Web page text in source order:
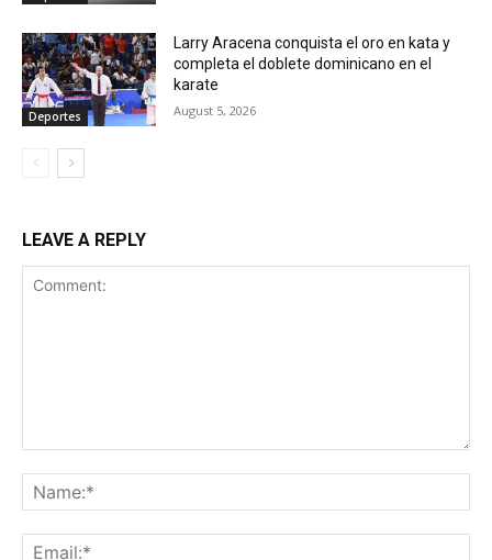
Deportes
Larry Aracena conquista el oro en kata y
completa el doblete dominicano en el
karate
August 5, 2026
LEAVE A REPLY